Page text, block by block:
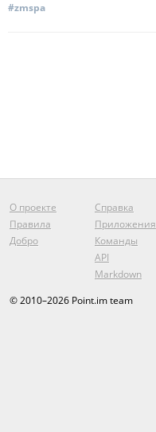
#zmspa
О проекте
Правила
Добро
Справка
Приложения
Команды
API
Markdown
© 2010–2026 Point.im team